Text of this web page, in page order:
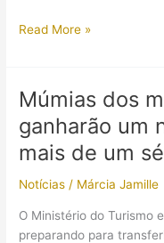
O
inauguração
de
um
maiores
de
Read More »
Múmias dos
ganharão um
mais de um
Notícias / Márcia Jamille
O Ministério do Turismo
preparando para